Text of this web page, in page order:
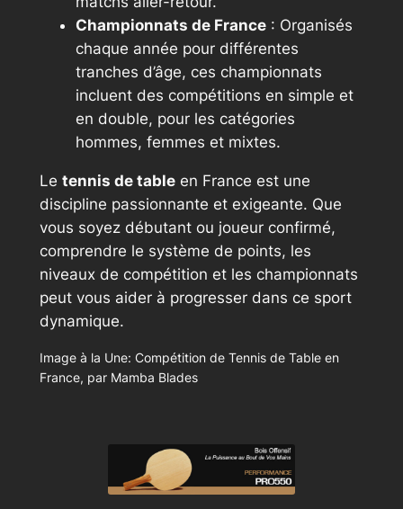
Championnats de France: Organisés
chaque année pour différentes
tranches d’âge, ces championnats
incluent des compétitions en simple et
en double, pour les catégories
hommes, femmes et mixtes.
Le tennis de tableen France est une
discipline passionnante et exigeante. Que
vous soyez débutant ou joueur confirmé,
comprendre le système de points, les
niveaux de compétition et les championnats
peut vous aider à progresser dans ce sport
dynamique.
Image à la Une: Compétition de Tennis de Table en
France, par Mamba Blades